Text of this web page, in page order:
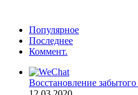
Популярное
Последнее
Коммент.
Восстановление